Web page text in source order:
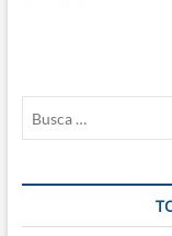
aplicação
–
minute